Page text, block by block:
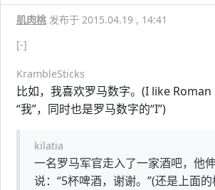
肌肉桃 发布于 2015.04.19 , 14:41
[-]
KrambleSticks
比如，我喜欢罗马数字。(I like
“我”，同时也是罗马数字的“I”)
kilatia
一名罗马军官走入了一家酒吧，他
说：“5杯啤酒，谢谢。”(还是上面